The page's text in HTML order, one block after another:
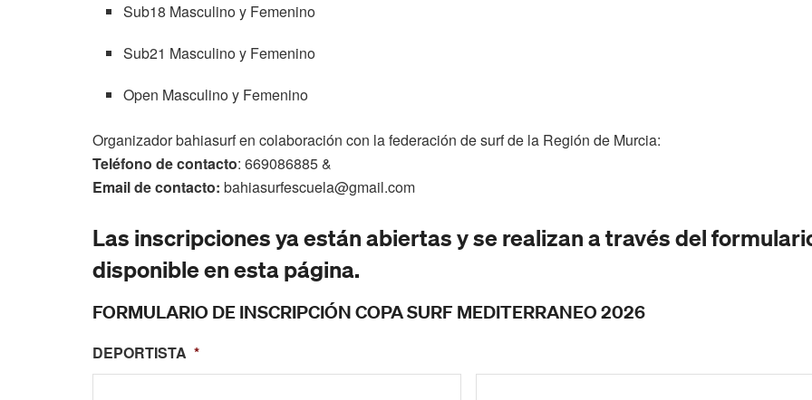
Sub18 Masculino y Femenino
Sub21 Masculino y Femenino
Open Masculino y Femenino
Organizador bahiasurf en colaboración con la federación de surf de la Región de Murcia:
Teléfono de contacto: 669086885 &
Email de contacto: bahiasurfescuela@gmail.com
Las inscripciones ya están abiertas y se realizan a través del
disponible en esta página.
FORMULARIO DE INSCRIPCIÓN COPA SURF MEDITERRANEO 2026
DEPORTISTA *